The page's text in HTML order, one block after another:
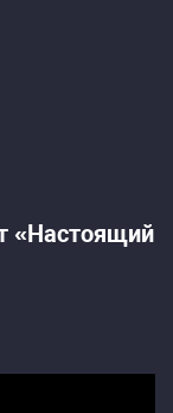
«Настоящий